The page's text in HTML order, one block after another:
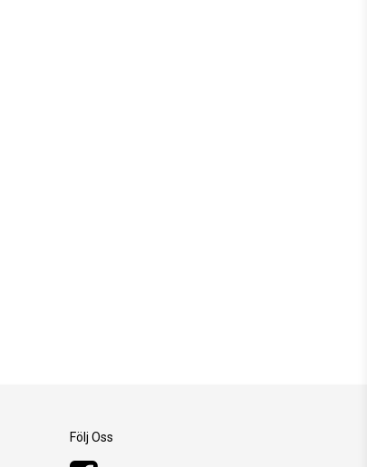
Följ Oss